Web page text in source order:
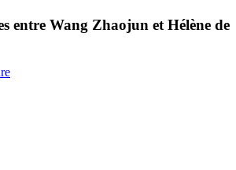
entre Wang Zhaojun et Hélène de